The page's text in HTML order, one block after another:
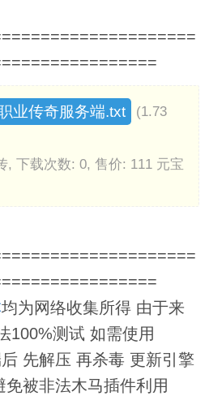
业传奇服务端.txt
(1.73
, 下载次数: 0, 售价: 111 元宝
均为网络收集所得 由于来
100%测试 如需使用
先解压 再杀毒 更新引擎
被非法木马插件利用